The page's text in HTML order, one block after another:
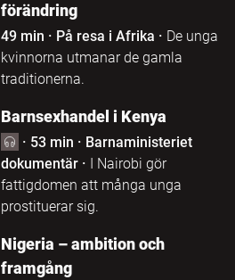
förändring
49 min · På resa i Afrika · De unga
kvinnorna utmanar de gamla
traditionerna.
Barnsexhandel i Kenya
· 53 min · Barnaministeriet
dokumentär· I Nairobi gör
fattigdomen att många unga
prostituerar sig.
Nigeria – ambition och
framgång